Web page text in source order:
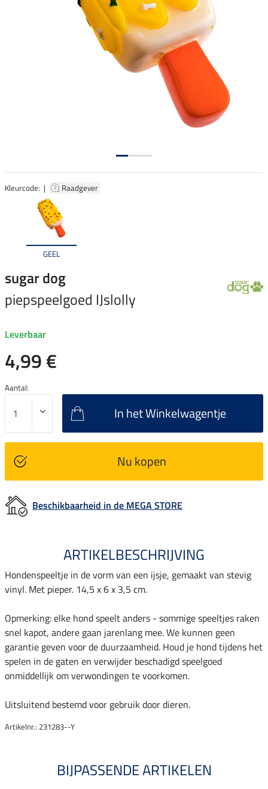
Kleurcode: | Raadgever
GEEL
sugar dog
piepspeelgoed IJslolly
Leverbaar
4,99 €
Aantal:
In het Winkelwagentje
Nu kopen
Beschikbaarheid in de MEGA STORE
ARTIKELBESCHRIJVING
Hondenspeeltje in de vorm van een ijsje, gemaakt van stevig
vinyl. Met pieper. 14,5 x 6 x 3,5 cm.
Opmerking: elke hond speelt anders - sommige speeltjes raken
snel kapot, andere gaan jarenlang mee. We kunnen geen
garantie geven voor de duurzaamheid. Houd je hond tijdens het
spelen in de gaten en verwijder beschadigd speelgoed
onmiddellijk om verwondingen te voorkomen.
Uitsluitend bestemd voor gebruik door dieren.
Artikelnr.: 231283--Y
BIJPASSENDE ARTIKELEN